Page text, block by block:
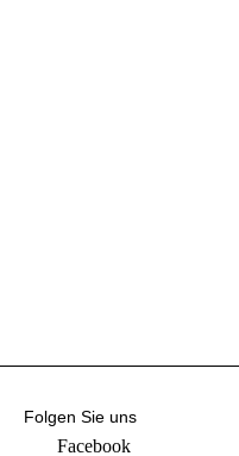
Folgen Sie uns
Facebook